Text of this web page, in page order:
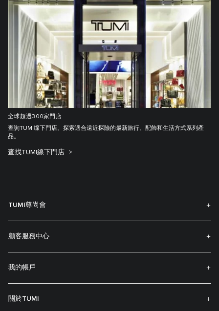
全球超過300家門店
查詢TUMI缐下門店。探索適合遠近探險的最新旅行、配飾和生活方式系列產
品。
查找TUMI線下門店
TUMI尊尚會
顧客服務中心
我的帳戶
關於TUMI